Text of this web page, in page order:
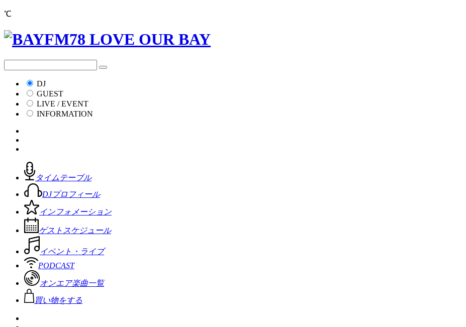
℃
DJ
GUEST
LIVE / EVENT
INFORMATION
タイムテーブル
DJプロフィール
インフォメーション
ゲストスケジュール
イベント・ライブ
PODCAST
オンエア楽曲一覧
買い物をする